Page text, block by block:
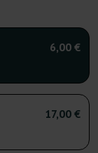
6,00 €
17,00 €